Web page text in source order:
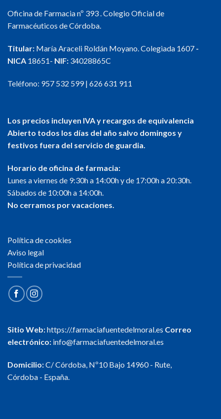
Oficina de Farmacia nº 393 . Colegio Oficial de
Farmacéuticos de Córdoba.
Titular: María Araceli Roldán Moyano. Colegiada 1607 -
NICA 18651- NIF: 34028865C
Teléfono: 957 532 599| 626 631 911
Los precios incluyen IVA y recargos de equivalencia
Abierto todos los días del año salvo domingos y
festivos fuera del servicio de guardia.
Horario de oficina de farmacia:
Lunes a viernes de 9:30h a 14:00h y de 17:00h a 20:30h.
Sábados de 10:00h a 14:00h.
No cerramos por vacaciones.
Política de cookies
Aviso legal
Política de privacidad
Sitio Web:https://.farmaciafuentedelmoral.es Correo
electrónico: info@farmaciafuentedelmoral.es
Domicilio:C/ Córdoba, Nº10 Bajo 14960 - Rute,
Córdoba - España.